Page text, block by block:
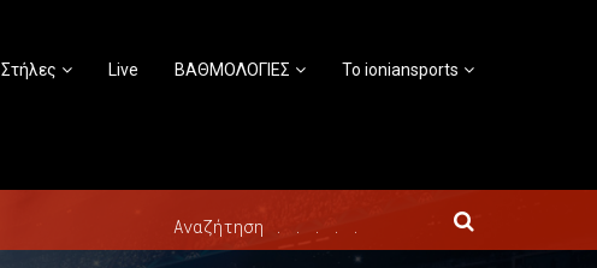
Στήλες Live ΒΑΘΜΟΛΟΓΙΕΣ Το ioniansports